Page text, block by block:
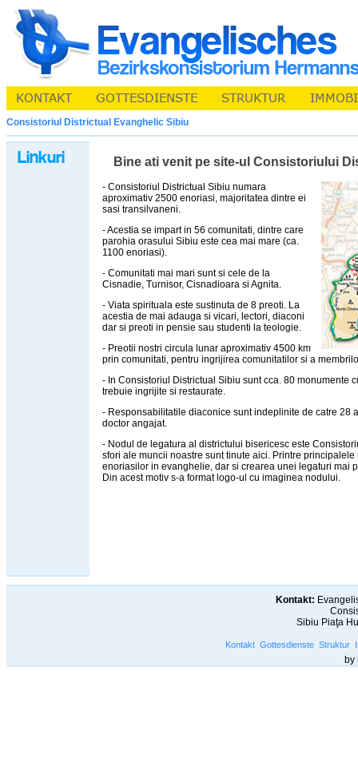
Consistoriul Districtual Evanghelic Sibiu
Bine ati venit pe site-ul Consistoriului
- Consistoriul Districtual Sibiu numara
aproximativ 2500 enoriasi, majoritatea dintre ei
sasi transilvaneni.
- Acestia se impart in 56 comunitati, dintre care
parohia orasului Sibiu este cea mai mare (ca.
1100 enoriasi).
- Comunitati mai mari sunt si cele de la
Cisnadie, Turnisor, Cisnadioara si Agnita.
- Viata spirituala este sustinuta de 8 preoti. La
acestia de mai adauga si vicari, lectori, diaconi
dar si preoti in pensie sau studenti la teologie.
- Preotii nostri circula lunar aproximativ 4500 km
prin comunitati, pentru ingrijirea comunitatilor si a
- In Consistoriul Districtual Sibiu sunt cca. 80 monumente
trebuie ingrijite si restaurate.
- Responsabilitatile diaconice sunt indeplinite de catre 28
doctor angajat.
- Nodul de legatura al districtului bisericesc este
sfori ale muncii noastre sunt tinute aici. Printre
enoriasilor in evanghelie, dar si crearea unei legaturi mai
Din acest motiv s-a format logo-ul cu imaginea nodului.
Kontakt:
Sibiu Piaţa
Kontakt Gottesdienste Struktur
by